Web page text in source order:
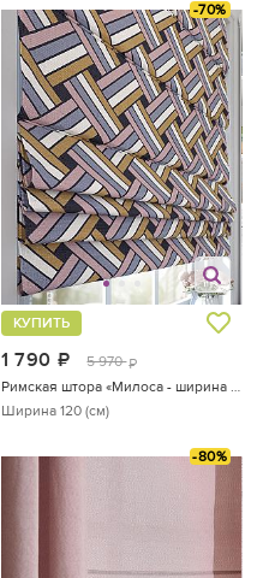
-70%
1 790 руб.
5 970 руб.
КУПИТЬ
Римская штора «Милоса - ширина 120 см.»
Ширина 120 (см)
-80%